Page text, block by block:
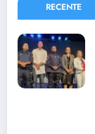
RECENTE